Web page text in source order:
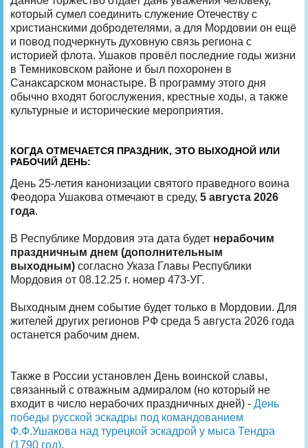
который сумел соединить служение Отечеству с
христианскими добродетелями, а для Мордовии он ещё
и повод подчеркнуть духовную связь региона с
историей флота. Ушаков провёл последние годы жизни
в Темниковском районе и был похоронен в
Санаксарском монастыре. В программу этого дня
обычно входят богослужения, крестные ходы, а также
культурные и исторические мероприятия.
КОГДА ОТМЕЧАЕТСЯ ПРАЗДНИК, ЭТО ВЫХОДНОЙ ИЛИ
РАБОЧИЙ ДЕНЬ:
День 25-летия канонизации святого праведного воина
Феодора Ушакова отмечают в среду, 5 августа 2026
года.
В Республике Мордовия эта дата будет нерабочим
праздничным днем (дополнительным
выходным) согласно Указа Главы Республики
Мордовия от 08.12.25 г. номер 473‑УГ.
Выходным днем событие будет только в Мордовии. Для
жителей других регионов РФ среда 5 августа 2026 года
останется рабочим днем.
Также в России установлен День воинской славы,
связанный с отважным адмиралом (но который не
входит в число нерабочих праздничных дней) - День
победы русской эскадры под командованием
Ф.Ф.Ушакова над турецкой эскадрой у мыса Тендра
(1790 год).